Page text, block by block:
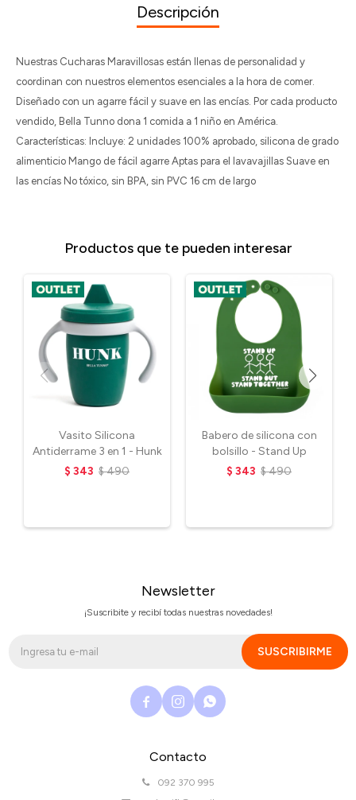
Descripción
Nuestras Cucharas Maravillosas están llenas de personalidad y
coordinan con nuestros elementos esenciales a la hora de comer.
Diseñado con un agarre fácil y suave en las encías. Por cada producto
vendido, Bella Tunno dona 1 comida a 1 niño en América.
Características: Incluye: 2 unidades 100% aprobado, silicona de grado
alimenticio Mango de fácil agarre Aptas para el lavavajillas Suave en
las encías No tóxico, sin BPA, sin PVC 16 cm de largo
Productos que te pueden interesar
Vasito Silicona
Antiderrame 3 en 1 - Hunk
$ 343 $490
Babero de silicona con
bolsillo - Stand Up
$ 343 $490
Contacto
092 370 995
Newsletter
¡Suscribite y recibí todas nuestras novedades!
SUSCRIBIRME
  